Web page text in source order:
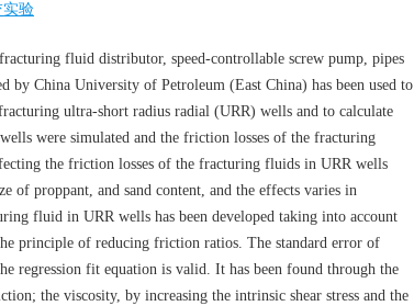
实验
fluid distributor, speed-controllable screw pump, pipes
by China University of Petroleum (East China) has been used to
ultra-short radius radial (URR) wells and to calculate
were simulated and the friction losses of the fracturing
the friction losses of the fracturing fluids in URR wells
of proppant, and sand content, and the effects varies in
fluid in URR wells has been developed taking into account
principle of reducing friction ratios. The standard error of
regression fit equation is valid. It has been found through the
the viscosity, by increasing the intrinsic shear stress and the